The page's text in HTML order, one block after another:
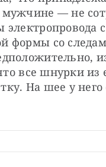
— не
формы со
все шнурки из
На шее у него